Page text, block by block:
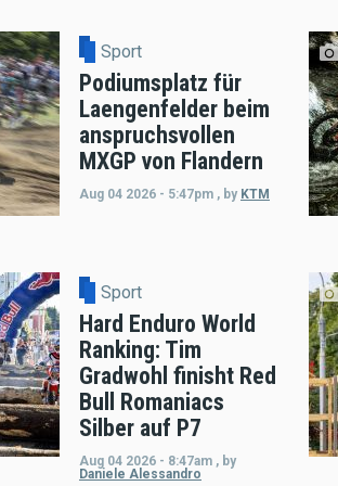
Sport
Podiumsplatz für
Laengenfelder beim
anspruchsvollen
MXGP von Flandern
Aug 04 2026 - 5:47pm , by KTM
Sport
Hard Enduro World
Ranking: Tim
Gradwohl finisht Red
Bull Romaniacs
Silber auf P7
Aug 04 2026 - 8:47am , by
Daniele Alessandro